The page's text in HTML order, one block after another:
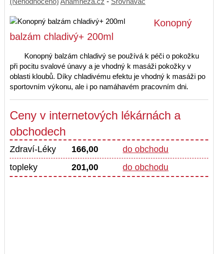
Konopný
balzám chladivý+ 200ml
Konopný balzám chladivý se používá k péči o pokožku
při pocitu svalové únavy a je vhodný k masáži pokožky v
oblasti kloubů. Díky chladivému efektu je vhodný k masáži po
sportovním výkonu, ale i po namáhavém pracovním dni.
Ceny v internetových lékárnách a
obchodech
Zdraví-Léky 166,00
do obchodu
topleky
201,00 do obchodu